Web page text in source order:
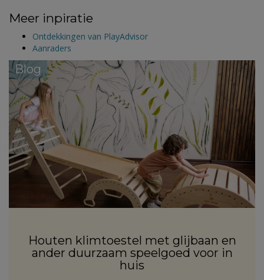
Meer inpiratie
Ontdekkingen van PlayAdvisor
Aanraders
Blog
Houten klimtoestel met glijbaan en
ander duurzaam speelgoed voor in
huis